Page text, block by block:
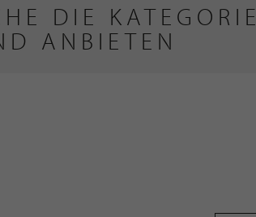
DIE KATEGORIE
ANBIETEN